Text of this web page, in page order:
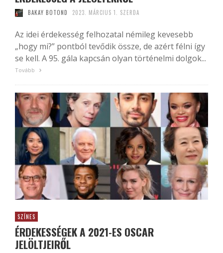
BAKAY BOTOND 2023. MÁRCIUS 1. SZERDA
Az idei érdekesség felhozatal némileg kevesebb
„hogy mi?” pontból tevődik össze, de azért félni így
se kell. A 95. gála kapcsán olyan történelmi dolgok...
Tovább
SZÍNES
ÉRDEKESSÉGEK A 2021-ES OSCAR
JELÖLTJEIRŐL